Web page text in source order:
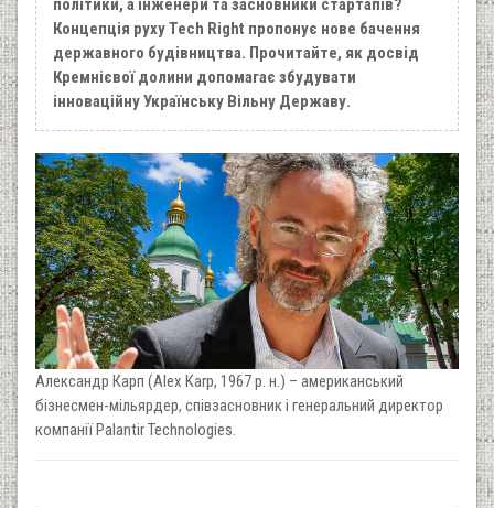
політики, а інженери та засновники стартапів?
Концепція руху Tech Right пропонує нове бачення
державного будівництва. Прочитайте, як досвід
Кремнієвої долини допомагає збудувати
інноваційну Українську Вільну Державу.
Александр Карп (Alex Karp, 1967 р. н.) – американський
бізнесмен-мільярдер, співзасновник і генеральний директор
компанії Palantir Technologies.